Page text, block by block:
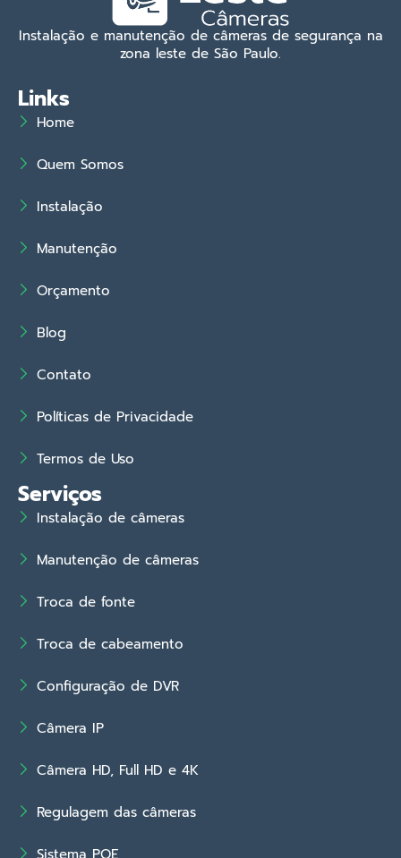
Instalação e manutenção de câmeras de segurança na
zona leste de São Paulo.
Links
Home
Quem Somos
Instalação
Manutenção
Orçamento
Blog
Contato
Políticas de Privacidade
Termos de Uso
Serviços
Instalação de câmeras
Manutenção de câmeras
Troca de fonte
Troca de cabeamento
Configuração de DVR
Câmera IP
Câmera HD, Full HD e 4K
Regulagem das câmeras